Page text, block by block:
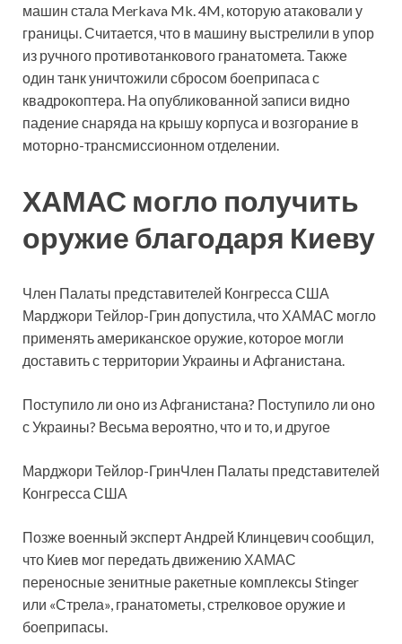
машин стала Merkava Mk. 4M, которую атаковали у
границы. Считается, что в машину выстрелили в упор
из ручного противотанкового гранатомета. Также
один танк уничтожили сбросом боеприпаса с
квадрокоптера. На опубликованной записи видно
падение снаряда на крышу корпуса и возгорание в
моторно-трансмиссионном отделении.
ХАМАС могло получить
оружие благодаря Киеву
Член Палаты представителей Конгресса США
Марджори Тейлор-Грин допустила, что ХАМАС могло
применять американское оружие, которое могли
доставить с территории Украины и Афганистана.
Поступило ли оно из Афганистана? Поступило ли оно
с Украины? Весьма вероятно, что и то, и другое
Марджори Тейлор-ГринЧлен Палаты представителей
Конгресса США
Позже военный эксперт Андрей Клинцевич сообщил,
что Киев мог передать движению ХАМАС
переносные зенитные ракетные комплексы Stinger
или «Стрела», гранатометы, стрелковое оружие и
боеприпасы.